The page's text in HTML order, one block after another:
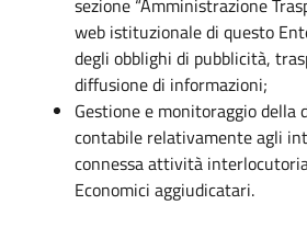
web istituzionale di questo
degli obblighi di pubblicità,
diffusione di informazioni;
Gestione e monitoraggio della
contabile relativamente agli
connessa attività
Economici aggiudicatari.